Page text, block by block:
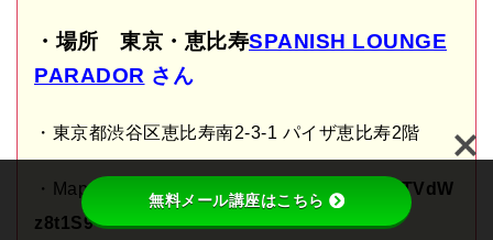
・場所 東京・恵比寿SPANISH LOUNGE
PARADOR さん
・東京都渋谷区恵比寿南2-3-1 パイザ恵比寿2階
・ Map :https://maps.app.goo.gl/hWaLRaNTVdW
z8t1S9
無料メール講座はこちら